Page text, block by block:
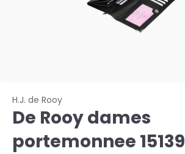
H.J. de Rooy
De Rooy dames
portemonnee 15139